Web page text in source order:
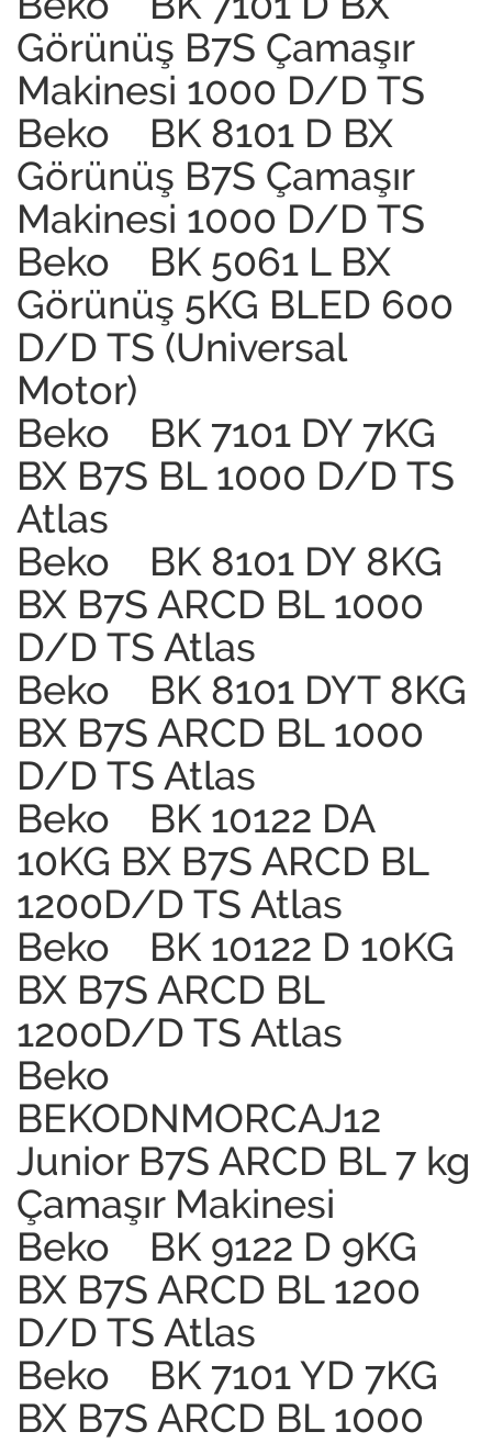
Görünüş B7S Çamaşır
Makinesi 1000 D/D TS
Beko BK 8101 D BX
Görünüş B7S Çamaşır
Makinesi 1000 D/D TS
Beko BK 5061 L BX
Görünüş 5KG BLED 600
D/D TS (Universal
Motor)
Beko BK 7101 DY 7KG
BX B7S BL 1000 D/D TS
Atlas
Beko BK 8101 DY 8KG
BX B7S ARCD BL 1000
D/D TS Atlas
Beko BK 8101 DYT 8KG
BX B7S ARCD BL 1000
D/D TS Atlas
Beko BK 10122 DA
10KG BX B7S ARCD BL
1200D/D TS Atlas
Beko BK 10122 D 10KG
BX B7S ARCD BL
1200D/D TS Atlas
Beko
BEKODNMORCAJ12
Junior B7S ARCD BL 7 kg
Çamaşır Makinesi
Beko BK 9122 D 9KG
BX B7S ARCD BL 1200
D/D TS Atlas
Beko BK 7101 YD 7KG
BX B7S ARCD BL 1000